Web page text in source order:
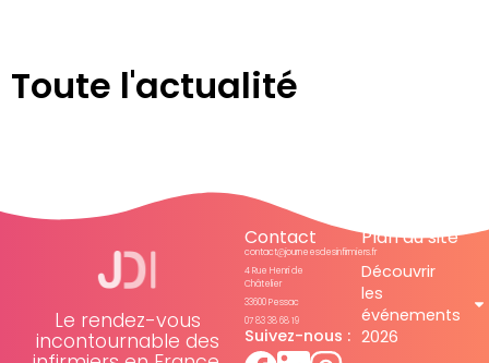
Toute l'actualité
Le rendez-vous
incontournable des
Contact
contact@journeesdesinfirmiers.fr
4 Rue Henri de
Châtelier
33600 Pessac
07 83 38 68 19
Suivez-nous :
Plan du site
Découvrir
les
événements
2026